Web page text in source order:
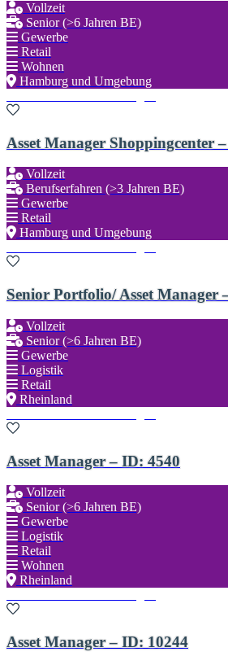
Vollzeit
Senior (>6 Jahren BE)
Gewerbe
Retail
Wohnen
Hamburg und Umgebung
Asset Manager Shoppingcenter
Vollzeit
Berufserfahren (>3 Jahren BE)
Gewerbe
Retail
Hamburg und Umgebung
Senior Portfolio/ Asset Manager
Vollzeit
Senior (>6 Jahren BE)
Gewerbe
Logistik
Retail
Rheinland
Asset Manager – ID: 4540
Vollzeit
Senior (>6 Jahren BE)
Gewerbe
Logistik
Retail
Wohnen
Rheinland
Asset Manager – ID: 10244